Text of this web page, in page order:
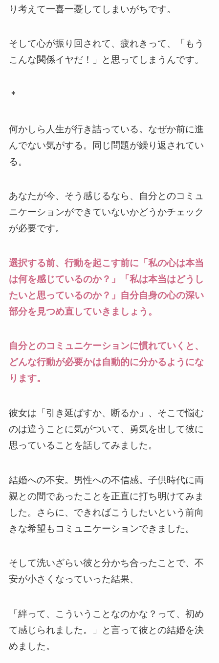
り考えて一喜一憂してしまいがちです。
そして心が振り回されて、疲れきって、「もう
こんな関係イヤだ！」と思ってしまうんです。
＊
何かしら人生が行き詰っている。なぜか前に進
んでない気がする。同じ問題が繰り返されてい
る。
あなたが今、そう感じるなら、自分とのコミュ
ニケーションができていないかどうかチェック
が必要です。
選択する前、行動を起こす前に「私の心は本当
は何を感じているのか？」「私は本当はどうし
たいと思っているのか？」自分自身の心の深い
部分を見つめ直していきましょう。
自分とのコミュニケーションに慣れていくと、
どんな行動が必要かは自動的に分かるようにな
ります。
彼女は「引き延ばすか、断るか」、そこで悩む
のは違うことに気がついて、勇気を出して彼に
思っていることを話してみました。
結婚への不安。男性への不信感。子供時代に両
親との間であったことを正直に打ち明けてみま
した。さらに、できればこうしたいという前向
きな希望もコミュニケーションできました。
そして洗いざらい彼と分かち合ったことで、不
安が小さくなっていった結果、
「絆って、こういうことなのかな？って、初め
て感じられました。」と言って彼との結婚を決
めました。